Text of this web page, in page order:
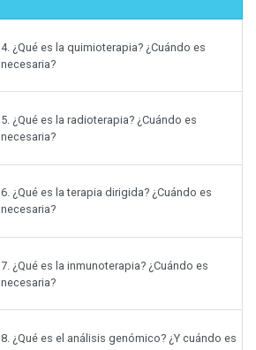
4. ¿Qué es la quimioterapia? ¿Cuándo es
necesaria?
5. ¿Qué es la radioterapia? ¿Cuándo es
necesaria?
6.¿Qué es la terapia dirigida? ¿Cuándo es
necesaria?
7. ¿Qué es la inmunoterapia? ¿Cuándo es
necesaria?
8.¿Qué es el análisis genómico? ¿Y cuándo es